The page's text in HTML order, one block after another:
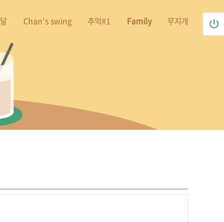
달 Chan's swing 추억#1 Family 무지개 power_settings_new